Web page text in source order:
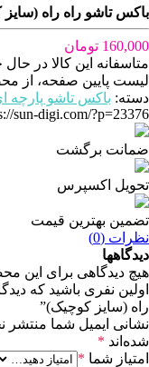
باکس تاشو راه راه
160,000 تومان
متاسفانه این کالا در
لیست پایین صفحه، از
دسته: باکس تاشو پارچه
sun-digi.com/?p=23376
ضمانت برگشت
تحویل اکسپرس
تضمین بهترین قیمت
نظرات (0)
دیدگاهها
هیچ دیدگاهی برای این
اولین نفری باشید که
راه (سایز کوچیک)”
نشانی ایمیل شما منتشر
شده‌اند *
امتیاز شما *